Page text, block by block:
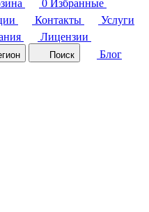
0 Избранные
Контакты
Услуги
Лицензии
Поиск
Блог